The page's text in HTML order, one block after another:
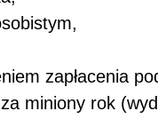
zapłacenia
miniony rok